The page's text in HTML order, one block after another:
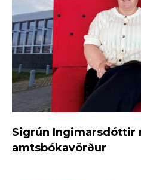
Sigrún Ingimarsdóttir
amtsbókavörður